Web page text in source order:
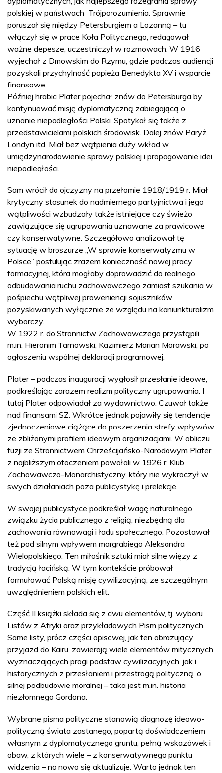
polskiej w państwach Trójporozumienia. Sprawnie
poruszał się między Petersburgiem a Lozanną – tu
włączył się w prace Koła Politycznego, redagował
ważne depesze, uczestniczył w rozmowach. W 1916
wyjechał z Dmowskim do Rzymu, gdzie podczas audiencji
pozyskali przychylność papieża Benedykta XV i wsparcie
finansowe.
Później hrabia Plater pojechał znów do Petersburga by
kontynuować misję dyplomatyczną zabiegającą o
uznanie niepodległości Polski. Spotykał się także z
przedstawicielami polskich środowisk. Dalej znów Paryż,
Londyn itd. Miał bez wątpienia duży wkład w
umiędzynarodowienie sprawy polskiej i propagowanie idei
niepodległości.
Sam wrócił do ojczyzny na przełomie 1918/1919 r. Miał
krytyczny stosunek do nadmiernego partyjnictwa i jego
wątpliwości wzbudzały także istniejące czy świeżo
zawiązujące się ugrupowania uznawane za prawicowe
czy konserwatywne. Szczegółowo analizował tę
sytuację w broszurze „W sprawie konserwatyzmu w
Polsce” postulując zrazem konieczność nowej pracy
formacyjnej, która mogłaby doprowadzić do realnego
odbudowania ruchu zachowawczego zamiast szukania w
pośpiechu wątpliwej proweniencji sojuszników
pozyskiwanych wyłącznie ze względu na koniunkturalizm
wyborczy.
W 1922 r. do Stronnictw Zachowawczego przystąpili
m.in. Hieronim Tarnowski, Kazimierz Marian Morawski, po
ogłoszeniu wspólnej deklaracji programowej.
Plater – podczas inauguracji wygłosił przesłanie ideowe,
podkreślając zarazem realizm polityczny ugrupowania. I
tutaj Plater odpowiadał za wydawnictwo. Czuwał także
nad finansami SZ. Wkrótce jednak pojawiły się tendencje
zjednoczeniowe ciążące do poszerzenia strefy wpływów
ze zbliżonymi profilem ideowym organizacjami. W obliczu
fuzji ze Stronnictwem Chrześcijańsko-Narodowym Plater
z najbliższym otoczeniem powołali w 1926 r. Klub
Zachowawczo-Monarchistyczny, który nie wykroczył w
swych działaniach poza publicystykę i prelekcje.
W swojej publicystyce podkreślał wagę naturalnego
związku życia publicznego z religią, niezbędną dla
zachowania równowagi i ładu społecznego. Pozostawał
też pod silnym wpływem margrabiego Aleksandra
Wielopolskiego. Ten miłośnik sztuki miał silne więzy z
tradycją łacińską. W tym kontekście próbował
formułować Polską misję cywilizacyjną, ze szczególnym
uwzględnieniem polskich elit.
Część II książki składa się z dwu elementów, tj. wyboru
Listów z Afryki oraz przykładowych Pism politycznych.
Same listy, prócz części opisowej, jak ten obrazujący
przyjazd do Kairu, zawierają wiele elementów mitycznych
wyznaczających progi podstaw cywilizacyjnych, jak i
historycznych z przesłaniem i przestrogą polityczną, o
silnej podbudowie moralnej – taka jest m.in. historia
niezłomnego Gordona.
Wybrane pisma polityczne stanowią diagnozę ideowo-
polityczną świata zastanego, popartą doświadczeniem
własnym z dyplomatycznego gruntu, pełną wskazówek i
obaw, z których wiele – z konserwatywnego punktu
widzenia – na nowo się aktualizuje. Warto jednak ten